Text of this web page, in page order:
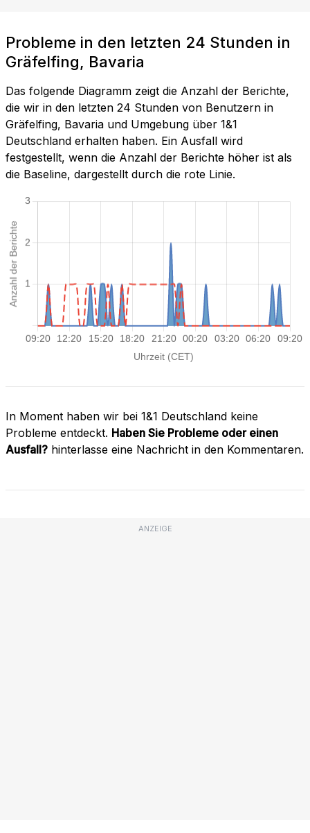
Probleme in den letzten 24 Stunden in
Gräfelfing, Bavaria
Das folgende Diagramm zeigt die Anzahl der Berichte,
die wir in den letzten 24 Stunden von Benutzern in
Gräfelfing, Bavaria und Umgebung über 1&1
Deutschland erhalten haben. Ein Ausfall wird
festgestellt, wenn die Anzahl der Berichte höher ist als
die Baseline, dargestellt durch die rote Linie.
In Moment haben wir bei 1&1 Deutschland keine
Probleme entdeckt. Haben Sie Probleme oder einen
Ausfall? hinterlasse eine Nachricht in den Kommentaren.
ANZEIGE